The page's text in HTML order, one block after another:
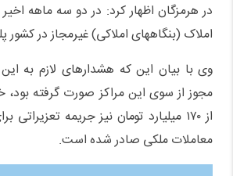
املاک (بنگاههای املاکی) غیرمجاز در کشور
وی با بیان این که هشدارهای لازم به
مجوز از سوی این مراکز صورت گرفته
از ۱۷۰ میلیارد تومان نیز جریمه
معاملات ملکی صادر شده است.